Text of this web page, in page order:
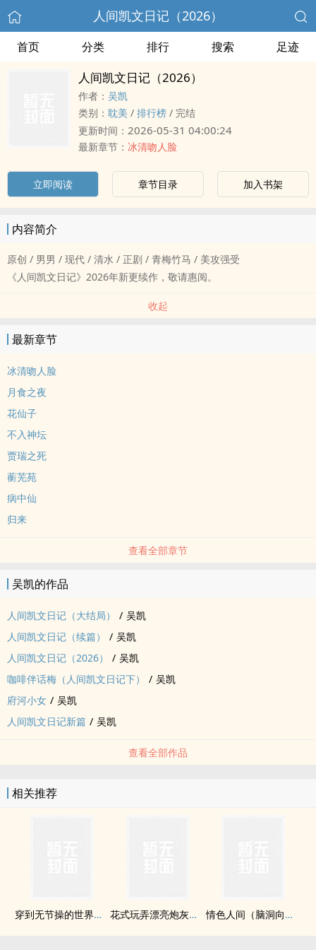
人间凯文日记（2026）
首页 分类 排行 搜索 足迹
人间凯文日记（2026）
作者： 吴凯
类别： 耽美 / 排行榜 / 完结
更新时间： 2026-05-31 04:00:24
最新章节： 冰清吻人脸
立即阅读 章节目录 加入书架
内容简介
原创 / 男男 / 现代 / 清水 / 正剧 / 青梅竹马 / 美攻强受
《人间凯文日记》2026年新更续作，敬请惠阅。
收起
最新章节
冰清吻人脸
月食之夜
花仙子
不入神坛
贾瑞之死
蘅芜苑
病中仙
归来
查看全部章节
吴凯的作品
人间凯文日记（大结局） / 吴凯
人间凯文日记（续篇）
/ 吴凯
人间凯文日记（2026）
/ 吴凯
咖啡伴话梅（人间凯文日记下）
/ 吴凯
府河小女 / 吴凯
人间凯文日记新篇 / 吴凯
查看全部作品
相关推荐
穿到无节操的世界（主攻/重口） 花式玩弄漂亮炮灰【快穿np】 ‎‌‍情‎色‎‎‌人间（脑洞向，粗口肉短篇）